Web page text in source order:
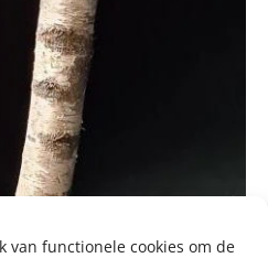
van functionele cookies om de